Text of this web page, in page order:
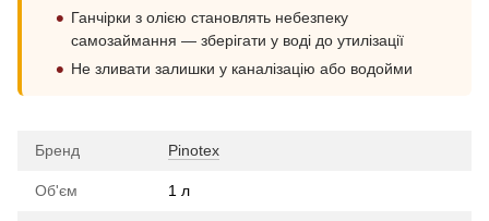
Ганчірки з олією становлять небезпеку
самозаймання — зберігати у воді до утилізації
Не зливати залишки у каналізацію або водойми
Бренд Pinotex
Об'єм 1 л